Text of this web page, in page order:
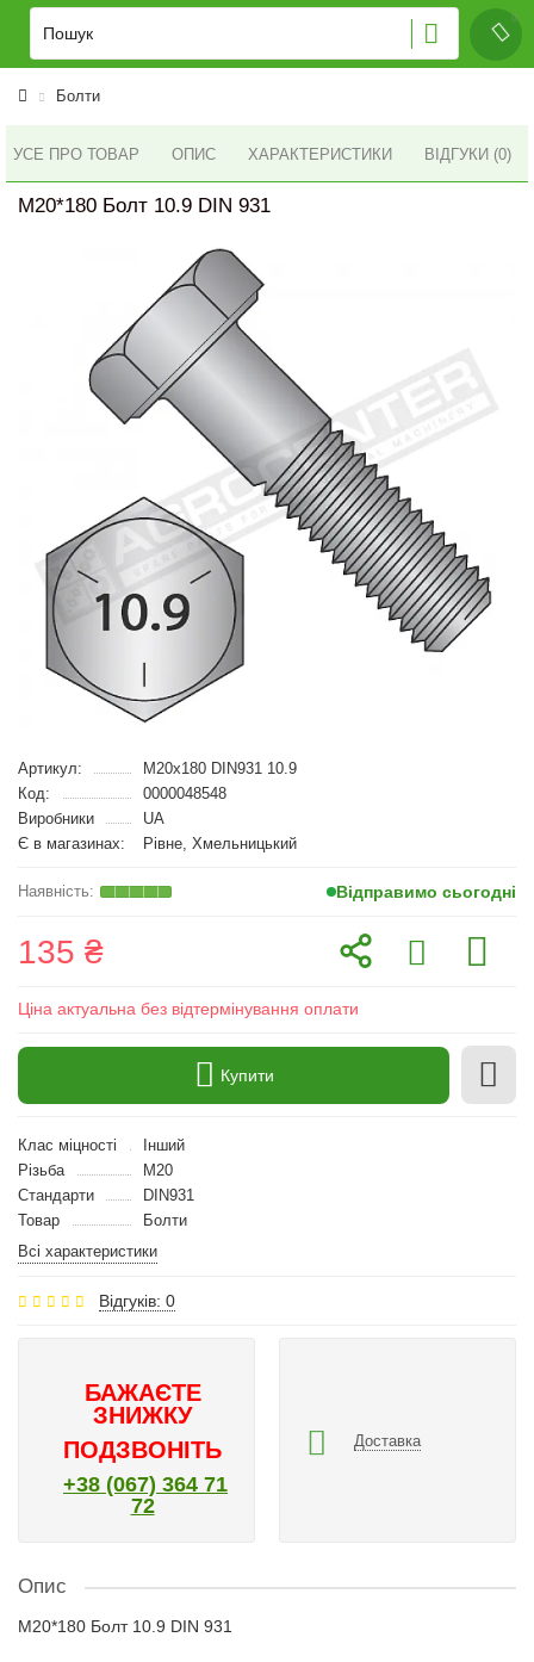
Болти
УСЕ ПРО ТОВАР ОПИС ХАРАКТЕРИСТИКИ ВІДГУКИ (0)
M20*180 Болт 10.9 DIN 931
Артикул:
M20x180 DIN931 10.9
Код:
0000048548
Виробники
UA
Є в магазинах:
Рівне, Хмельницький
Відправимо сьогодні
135 ₴
Ціна актуальна без відтермінування оплати
Купити
Клас міцності
Інший
Різьба
M20
Стандарти
DIN931
Товар
Болти
Всі характеристики
Відгуків: 0
БАЖАЄТЕ
ЗНИЖКУ
ПОДЗВОНІТЬ
+38 (067) 364 71
72
Доставка
Опис
M20*180 Болт 10.9 DIN 931